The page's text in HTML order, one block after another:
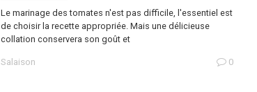
Le marinage des tomates n'est pas difficile, l'essentiel est
de choisir la recette appropriée. Mais une délicieuse
collation conservera son goût et
Salaison 0